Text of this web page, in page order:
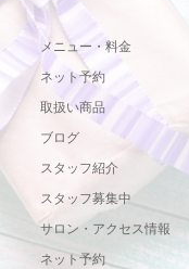
メニュー・料金
ネット予約
取扱い商品
ブログ
スタッフ紹介
スタッフ募集中
サロン・アクセス情報
ネット予約